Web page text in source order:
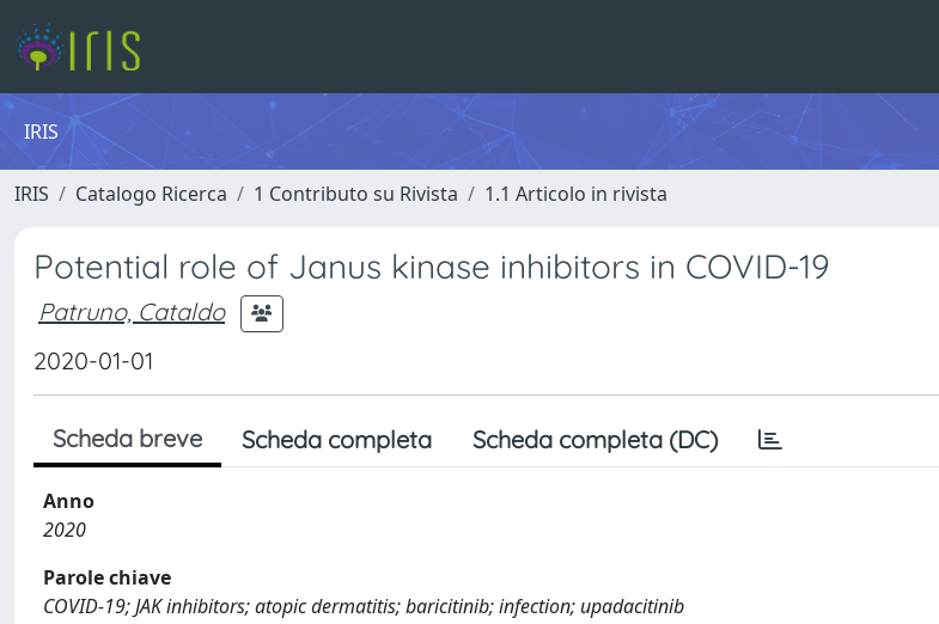
IRIS
IRIS Catalogo Ricerca 1 Contributo su Rivista 1.1 Articolo in rivista
Potential role of Janus kinase inhibitors in COVID-19
Patruno, Cataldo
2020-01-01
Scheda breve Scheda completa Scheda completa (DC)
Anno
2020
Parole chiave
COVID-19; JAK inhibitors; atopic dermatitis; baricitinib; infection; upadacitinib